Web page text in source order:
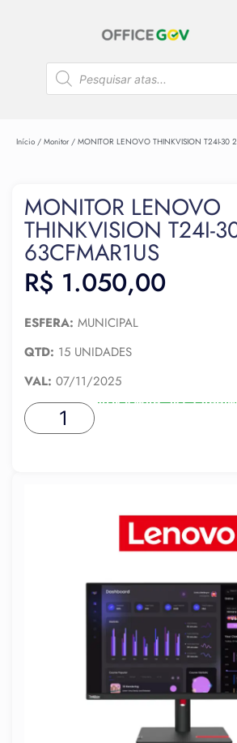
Início / Monitor/ MONITOR LENOVO THINKVISION T24I-30
MONITOR LENOVO
THINKVISION T24I-
63CFMAR1US
R$ 1.050,00
ESFERA: MUNICIPAL
QTD: 15 UNIDADES
VAL: 07/11/2025
ADICIONAR AO